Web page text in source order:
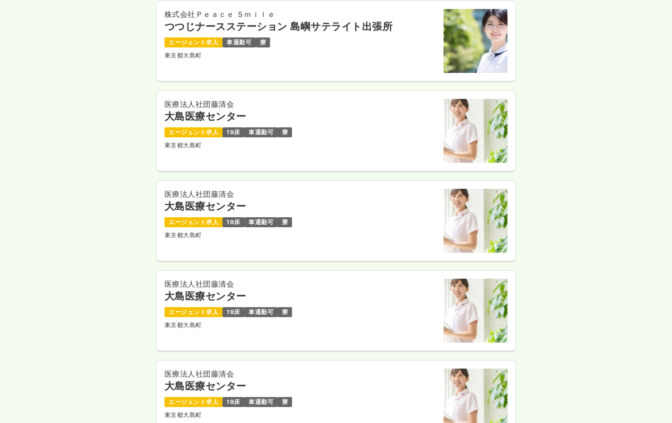
株式会社Ｐｅａｃｅ Ｓｍｉｌｅ
つつじナースステーション 島嶼サテライト出張所
エージェント求人 車通勤可
寮
東京都大島町
医療法人社団藤清会
大島医療センター
エージェント求人 19床 車通勤可
寮
東京都大島町
医療法人社団藤清会
大島医療センター
エージェント求人 19床 車通勤可
寮
東京都大島町
医療法人社団藤清会
大島医療センター
エージェント求人 19床 車通勤可
寮
東京都大島町
医療法人社団藤清会
大島医療センター
エージェント求人 19床 車通勤可
寮
東京都大島町